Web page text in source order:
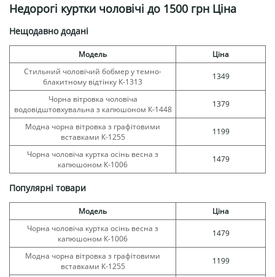
Недорогі куртки чоловічі до 1500 грн Ціна
Нещодавно додані
Модель
Ціна
Стильний чоловічий бобмер у темно-
блакитному відтінку К-1313
1349
Чорна вітровка чоловіча
водовідштовхувальна з капюшоном К-1448
1379
Модна чорна вітровка з графітовими
вставками К-1255
1199
Чорна чоловіча куртка осінь весна з
капюшоном К-1006
1479
Популярні товари
Модель
Ціна
Чорна чоловіча куртка осінь весна з
капюшоном К-1006
1479
Модна чорна вітровка з графітовими
вставками К-1255
1199